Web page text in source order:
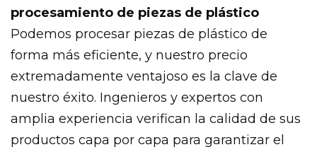
procesamiento de piezas de plástico
Podemos procesar piezas de plástico de
forma más eficiente, y nuestro precio
extremadamente ventajoso es la clave de
nuestro éxito. Ingenieros y expertos con
amplia experiencia verifican la calidad de sus
productos capa por capa para garantizar el